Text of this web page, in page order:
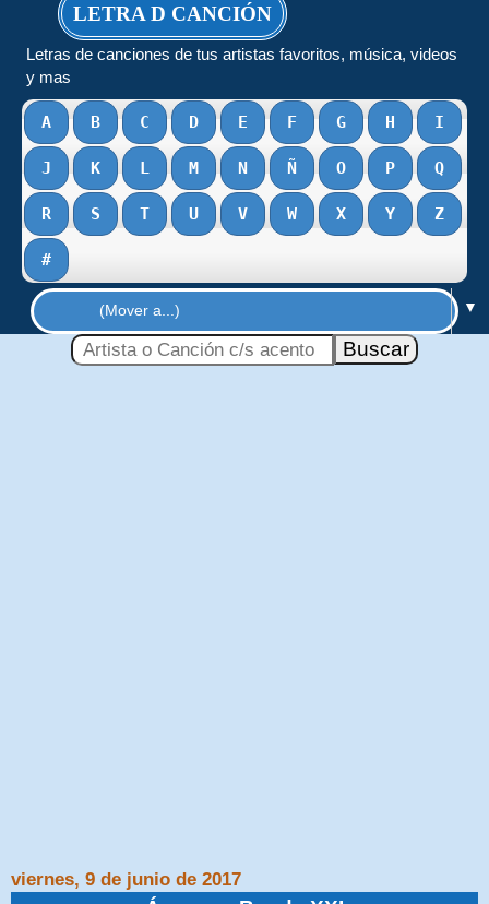
LETRA D CANCIÓN
Letras de canciones de tus artistas favoritos, música, videos
y mas
A B C D E F G H I
J K L M N Ñ O P Q
R S T U V W X Y Z
#
▼
viernes, 9 de junio de 2017